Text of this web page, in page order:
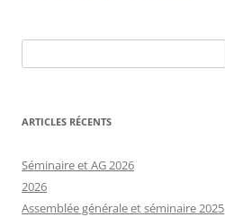
ARTICLES RÉCENTS
Séminaire et AG 2026
2026
Assemblée générale et séminaire 2025